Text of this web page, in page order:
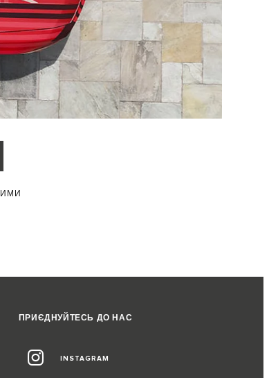
ПРИЄДНУЙТЕСЬ ДО НАС
INSTAGRAM